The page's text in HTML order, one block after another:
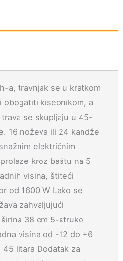
a, travnjak se u kratkom
obogatiti kiseonikom, a
se skupljaju u 45-
16 noževa ili 24 kandže
električnim
kroz baštu na 5
visina, štiteći
od 1600 W Lako se
zahvaljujući
38 cm 5-struko
visina od -12 do +6
litara Dodatak za